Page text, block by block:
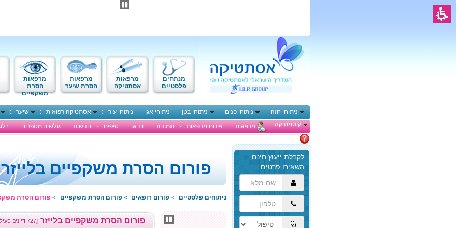
מנתחים
פלסטיים
מרפאות
אסתטיקה
מרפאות
הסרת שיער
מרפאות
הסרת
משקפיים
ניתוחי חזה ניתוחי פנים ניתוחי בטן ניתוחי אגן ניתוחי עור אסתטיקה רפואית שיער
קוסמטיקה
מרפאות פורום מרפאות תמונות וידאו טיפים חדשות גולשים מספרים
הגעת
לתוכן
המרכזי,
באפשרותך
ללחוץ
אנטר
כדי
לדלג
לאזור
פורום הסרת משקפיים בלייזר
ניתוחים פלסטיים > פורום רופאים > פורום הסרת משקפיים > פורום הסרת
[727 דיונים פעילים] פורום הסרת משקפיים בלייזר